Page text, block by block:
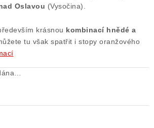
reklamace
od smlouvy
odstoupení od smlouvy
Oslavou (Vysočina).
krásnou kombinací hnědé a
tu však spatřit i stopy oranžového